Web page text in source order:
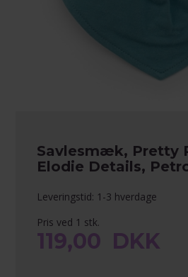
Savlesmæk, Pretty
Elodie Details,
Leveringstid: 1-3 hverdage
Pris ved 1 stk.
119,00 DKK